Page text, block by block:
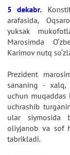
5 dekabr.
arafasida,
yuksak
Marosimda
Karimov nutq
Prezident
sananing - xalq,
uchun muqaddas
uchrashib
ular siymosida
oliyjanob va sof
tabrikladi.